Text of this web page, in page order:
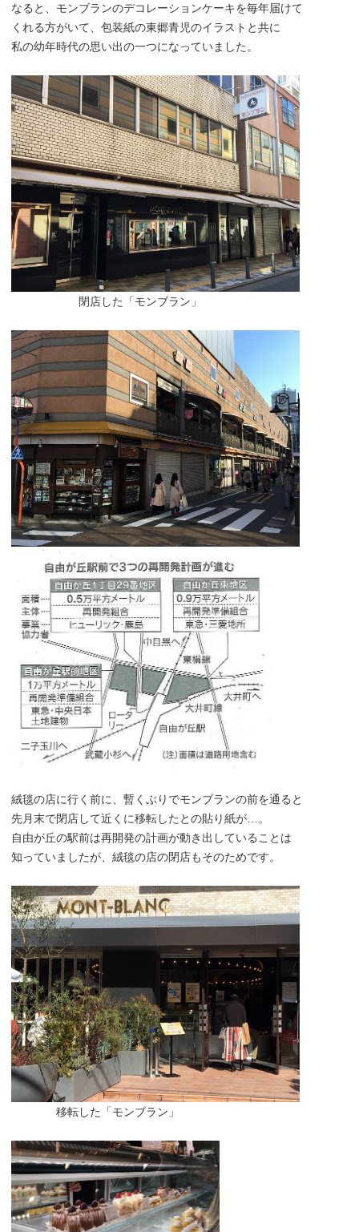
なると、モンブランのデコレーションケーキを毎年届けて
くれる方がいて、包装紙の東郷青児のイラストと共に
私の幼年時代の思い出の一つになっていました。
閉店した「モンブラン」
絨毯の店に行く前に、暫くぶりでモンブランの前を通ると
先月末で閉店して近くに移転したとの貼り紙が…。
自由が丘の駅前は再開発の計画が動き出していることは
知っていましたが、絨毯の店の閉店もそのためです。
移転した「モンブラン」